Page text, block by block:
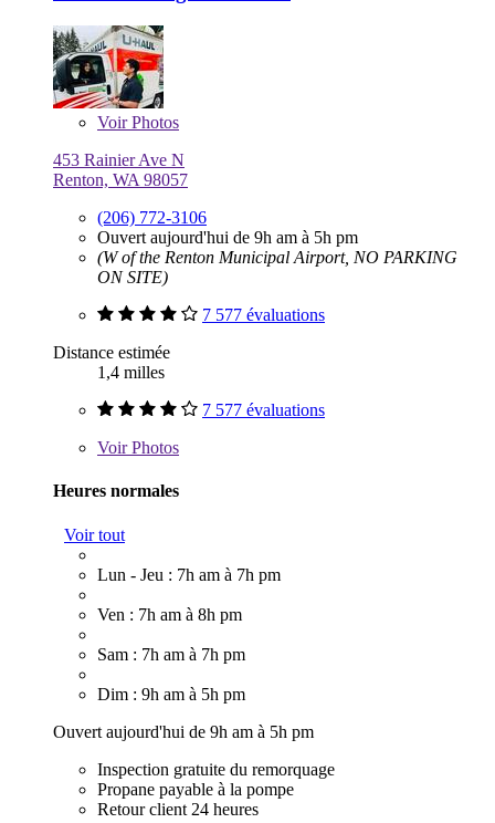
VoirPhotos
453 Rainier Ave N
Renton, WA 98057
(206) 772-3106
Ouvert aujourd'hui de 9h am à 5h pm
(W of the Renton Municipal Airport, NO PARKING
ON SITE)
7 577 évaluations
Distance estimée
1,4 milles
7 577 évaluations
VoirPhotos
Heures normales
Voir tout
Lun - Jeu : 7h am à 7h pm
Ven : 7h am à 8h pm
Sam : 7h am à 7h pm
Dim : 9h am à 5h pm
Ouvert aujourd'hui de 9h am à 5h pm
Inspection gratuite du remorquage
Propane payable à la pompe
Retour client 24 heures